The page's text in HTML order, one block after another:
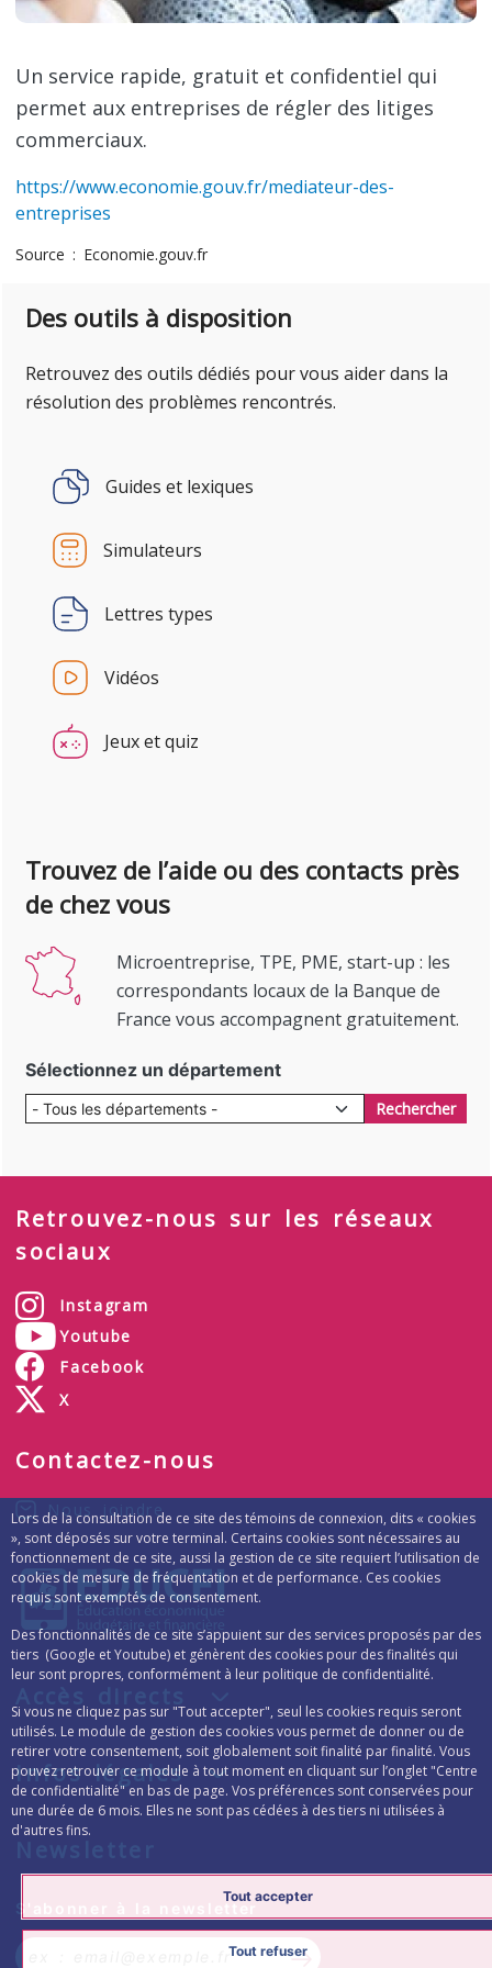
Lors de la consultation de ce site des témoins de connexion, dits « cookies
», sont déposés sur votre terminal. Certains cookies sont nécessaires au
fonctionnement de ce site, aussi la gestion de ce site requiert l’utilisation de
cookies de mesure de fréquentation et de performance. Ces cookies
requis sont exemptés de consentement.
Des fonctionnalités de ce site s’appuient sur des services proposés par des
tiers (Google et Youtube) et génèrent des cookies pour des finalités qui
leur sont propres, conformément à leur politique de confidentialité.
Si vous ne cliquez pas sur "Tout accepter", seul les cookies requis seront
utilisés. Le module de gestion des cookies vous permet de donner ou de
retirer votre consentement, soit globalement soit finalité par finalité. Vous
pouvez retrouver ce module à tout moment en cliquant sur l’onglet "Centre
de confidentialité" en bas de page. Vos préférences sont conservées pour
une durée de 6 mois. Elles ne sont pas cédées à des tiers ni utilisées à
d'autres fins.
Tout accepter
Tout refuser
Un service rapide, gratuit et confidentiel qui
permet aux entreprises de régler des litiges
commerciaux.
https://www.economie.gouv.fr/mediateur-des-
entreprises
Source Economie.gouv.fr
Des outils à disposition
Retrouvez des outils dédiés pour vous aider dans la
résolution des problèmes rencontrés.
Guides et lexiques
Simulateurs
Lettres types
Vidéos
Jeux et quiz
Trouvez de l’aide ou des contacts près
de chez vous
Microentreprise, TPE, PME, start-up : les
correspondants locaux de la Banque de
France vous accompagnent gratuitement.
Sélectionnez un département
Rechercher
Retrouvez-nous sur les réseaux
sociaux
Instagram
Youtube
Facebook
X
Contactez-nous
Nous joindre
Infos légales
Formulaire d’inscription à la lettre
S'abonner à la newsletter